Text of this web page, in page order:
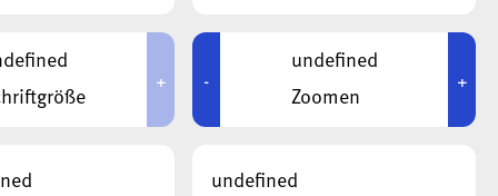
+ -
undefined
Zoomen
+
undefined